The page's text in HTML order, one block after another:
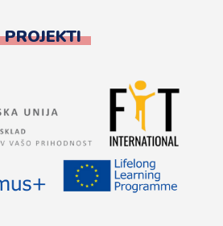
PROJEKTI